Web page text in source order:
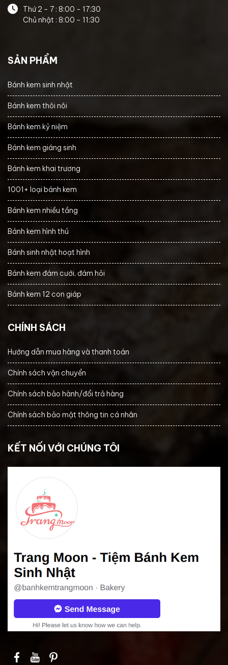
Thứ 2 - 7 : 8:00 - 17:30
Chủ nhật : 8:00 - 11:30
SẢN PHẨM
Bánh kem sinh nhật
Bánh kem thôi nôi
Bánh kem kỷ niệm
Bánh kem giáng sinh
Bánh kem khai trương
1001+ loại bánh kem
Bánh kem nhiều tầng
Bánh kem hình thú
Bánh sinh nhật hoạt hình
Bánh kem đám cưới, đám hỏi
Bánh kem 12 con giáp
CHÍNH SÁCH
Hướng dẫn mua hàng và thanh toán
Chính sách vận chuyển
Chính sách bảo hành/đổi trả hàng
Chính sách bảo mật thông tin cá nhân
KẾT NỐI VỚI CHÚNG TÔI